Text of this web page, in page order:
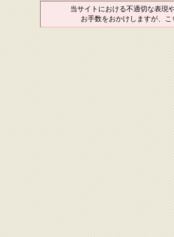
当サイトにおける不適切な表現
お手数をおかけしますが、こ